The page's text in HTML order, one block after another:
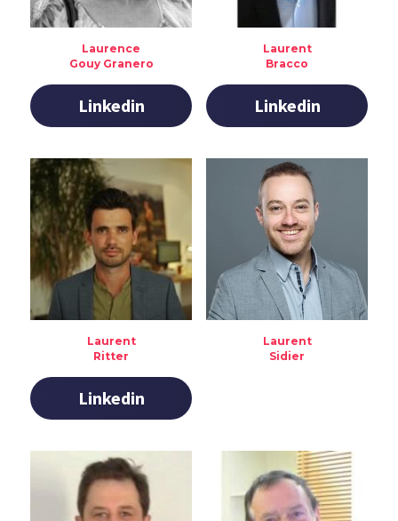
Laurence
Gouy Granero
Linkedin
Laurent
Bracco
Linkedin
Laurent
Ritter
Linkedin
Laurent
Sidier